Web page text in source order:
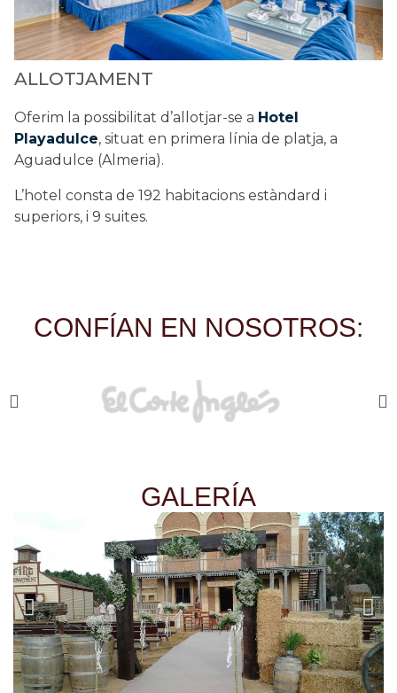
ALLOTJAMENT
Oferim la possibilitat d’allotjar-se a Hotel
Playadulce, situat en primera línia de platja, a
Aguadulce (Almeria).
L’hotel consta de 192 habitacions estàndard i
superiors, i 9 suites.
CONFÍAN EN NOSOTROS:
GALERÍA